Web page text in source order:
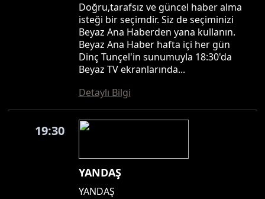
Doğru,tarafsız ve güncel haber alma
isteği bir seçimdir. Siz de seçiminizi
Beyaz Ana Haberden yana kullanın.
Beyaz Ana Haber hafta içi her gün
Dinç Tunçel'in sunumuyla 18:30'da
Beyaz TV ekranlarında...
Detaylı Bilgi
19:30
YANDAŞ
YANDAŞ